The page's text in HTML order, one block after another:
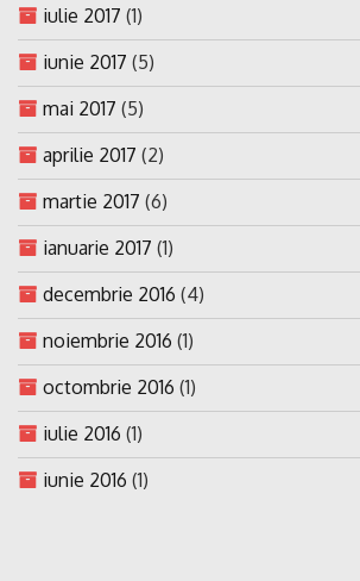
iulie 2017 (1)
iunie 2017 (5)
mai 2017 (5)
aprilie 2017 (2)
martie 2017 (6)
ianuarie 2017 (1)
decembrie 2016 (4)
noiembrie 2016 (1)
octombrie 2016 (1)
iulie 2016 (1)
iunie 2016 (1)